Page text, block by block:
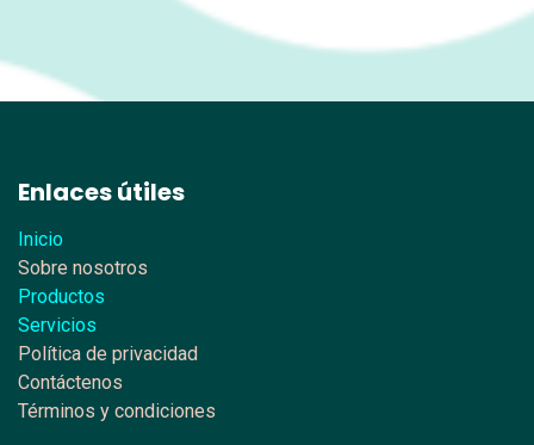
Enlaces útiles
Inicio
Sobre nosotros
Productos
Servicios
Política de privacidad
Contáctenos
Términos y condiciones